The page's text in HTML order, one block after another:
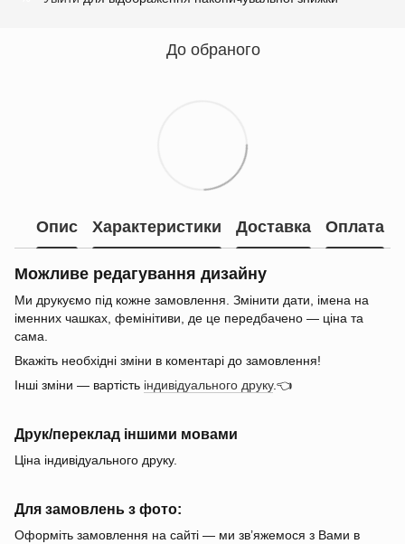
До обраного
Опис Характеристики Доставка Оплата
Можливе редагування дизайну
Ми друкуємо під кожне замовлення. Змінити дати, імена на
іменних чашках, фемінітиви, де це передбачено — ціна та
сама.
Вкажіть необхідні зміни в коментарі до замовлення!
Інші зміни — вартість індивідуального друку.👈
Друк/переклад іншими мовами
Ціна індивідуального друку.
Для замовлень з фото:
Оформіть замовлення на сайті — ми зв’яжемося з Вами в